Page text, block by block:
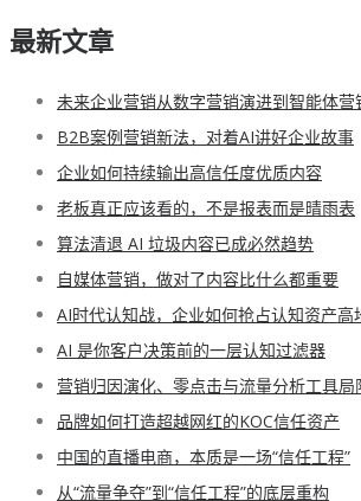
最新文章
未来企业营销从数字营销演进到智能体营
B2B案例营销新法，对着AI讲好企业故事
企业如何持续输出高信任度优质内容
老板真正应该看的，不是报表而是晴雨表
算法清退 AI 垃圾内容已成必然趋势
自媒体营销，做对了内容比什么都重要
AI时代认知战，企业如何抢占认知资产高
AI 是你客户决策前的一层认知过滤器
营销归因演化、零点击与流量分析工具局
品牌如何打造超越网红的KOC信任资产
中国的直播电商，本质是一场“信任工程”
从“流量争夺”到“信任工程”的底层重构